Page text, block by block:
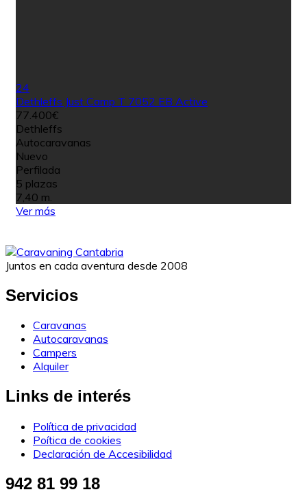
24
Dethleffs Just Camp T 7052 EB Active
77.400€
Dethleffs
Autocaravanas
Nuevo
Perfilada
5 plazas
7,40 m.
Ver más
Juntos en cada aventura desde 2008
Servicios
Caravanas
Autocaravanas
Campers
Alquiler
Links de interés
Política de privacidad
Poítica de cookies
Declaración de Accesibilidad
942 81 99 18